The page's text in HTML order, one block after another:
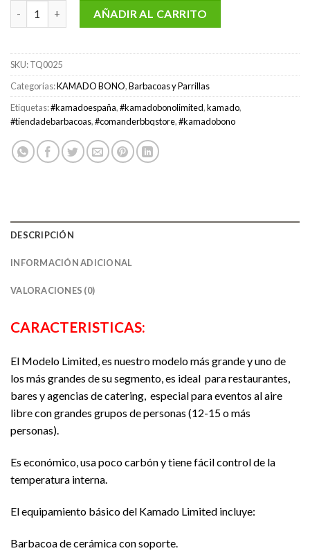
Kamado Bono LIMITED 64 cm / 25" color negro cantidad
AÑADIR AL CARRITO
SKU:TQ0025
Categorías:KAMADO BONO,Barbacoas y Parrillas
Etiquetas:#kamadoespaña,#kamadobonolimited,kamado,
#tiendadebarbacoas,#comanderbbqstore,#kamadobono
DESCRIPCIÓN
INFORMACIÓN ADICIONAL
VALORACIONES (0)
CARACTERISTICAS:
El Modelo Limited, es nuestro modelo más grande y uno de
los más grandes de su segmento, es ideal para restaurantes,
bares y agencias de catering, especial para eventos al aire
libre con grandes grupos de personas (12-15 o más
personas).
Es económico, usa poco carbón y tiene fácil control de la
temperatura interna.
El equipamiento básico del Kamado Limited incluye:
Barbacoa de cerámica con soporte.